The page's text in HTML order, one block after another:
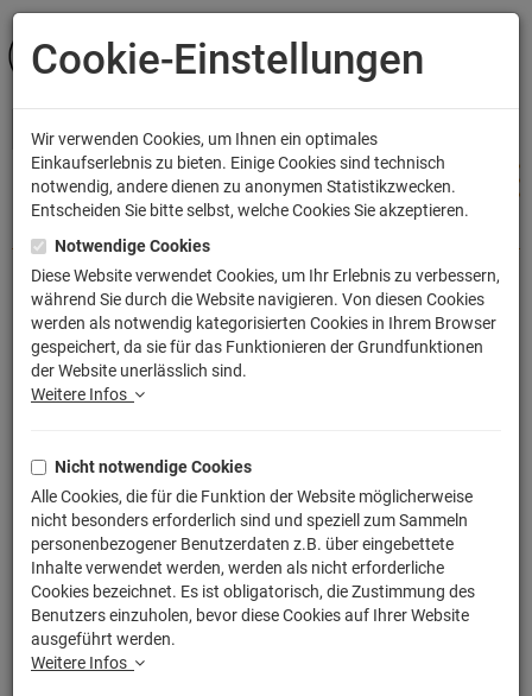
ANMELDEN
Braver Junge T-Shirt
Artikelnummer: TLM2014KT
Cookie-Einstellungen
Wir verwenden Cookies, um Ihnen ein optimales
Einkaufserlebnis zu bieten. Einige Cookies sind technisch
notwendig, andere dienen zu anonymen Statistikzwecken.
Entscheiden Sie bitte selbst, welche Cookies Sie akzeptieren.
Notwendige Cookies
Diese Website verwendet Cookies, um Ihr Erlebnis zu verbessern,
während Sie durch die Website navigieren. Von diesen Cookies
werden als notwendig kategorisierten Cookies in Ihrem Browser
gespeichert, da sie für das Funktionieren der Grundfunktionen
der Website unerlässlich sind.
Weitere Infos
Nicht notwendige Cookies
Alle Cookies, die für die Funktion der Website möglicherweise
nicht besonders erforderlich sind und speziell zum Sammeln
personenbezogener Benutzerdaten z.B. über eingebettete
Inhalte verwendet werden, werden als nicht erforderliche
Cookies bezeichnet. Es ist obligatorisch, die Zustimmung des
Benutzers einzuholen, bevor diese Cookies auf Ihrer Website
ausgeführt werden.
Weitere Infos